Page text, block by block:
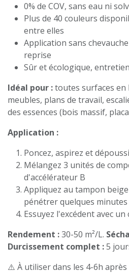
0% de COV, sans eau ni
Plus de 40 couleurs
entre elles
Application sans
reprise
Sûr et écologique,
Idéal pour :toutes surfaces
meubles, plans de travail,
des essences (bois massif,
Application :
Poncez, aspirez et
Mélangez 3 unités de
d'accélérateur B
Appliquez au tampon
pénétrer quelques minutes
Essuyez l'excédent avec
Rendement :30-50 m²/L.
Durcissement complet :5
⚠️ À utiliser dans les 4-6h